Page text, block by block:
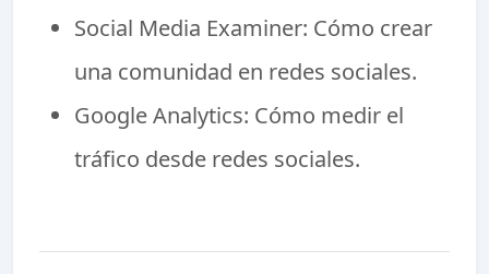
Social Media Examiner: Cómo crear
una comunidad en redes sociales.
Google Analytics: Cómo medir el
tráfico desde redes sociales.